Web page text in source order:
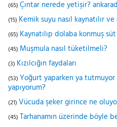
(65) Çıntar nerede yetişir?
(15) Kemik suyu nasıl kaynatılır
(65) Kaynatılıp dolaba konmuş
(45) Muşmula nasıl tüketilmeli?
(3) Kızılcığın faydaları
(53) Yoğurt yaparken ya tutmuyor
yapıyorum?
(21) Vücuda şeker girince ne
(45) Tarhanamın üzerinde böyle